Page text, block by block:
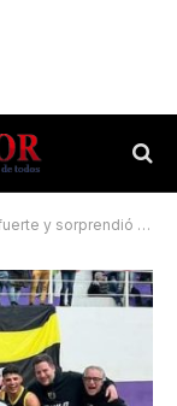
a domicilio a Colón